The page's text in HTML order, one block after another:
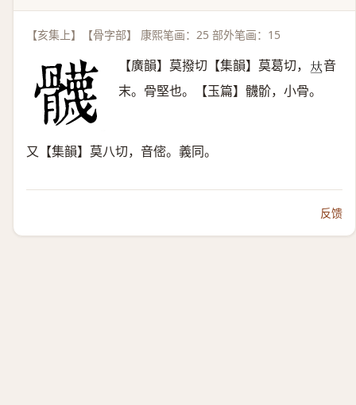
【亥集上】【骨字部】 康熙笔画：25 部外笔画：15
【廣韻】莫撥切【集韻】莫葛切， 𠀤音
末。骨堅也。【玉篇】䯦骱，小骨。
又【集韻】莫八切，音㑻。義同。
反馈